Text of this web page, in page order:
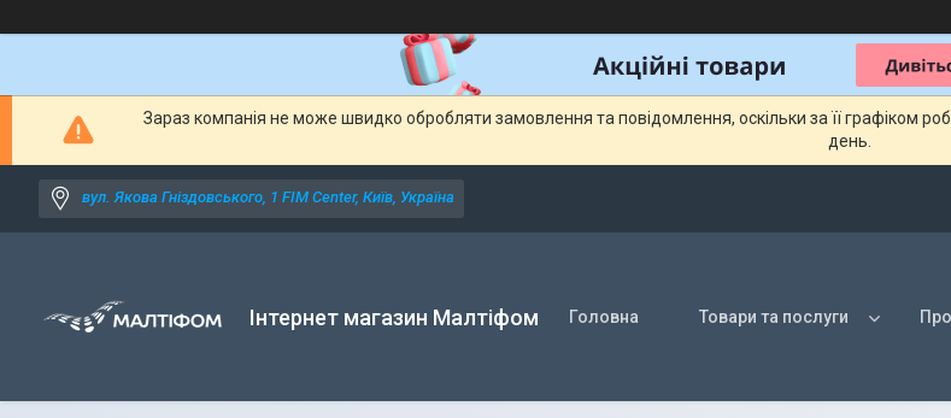
Зараз компанія не може швидко обробляти замовлення та повідомлення, оскільки за її графіком
день.
вул. Якова Гніздовського, 1 FIM Center, Київ, Україна
Інтернет магазин Малтіфом Головна Товари та послуги